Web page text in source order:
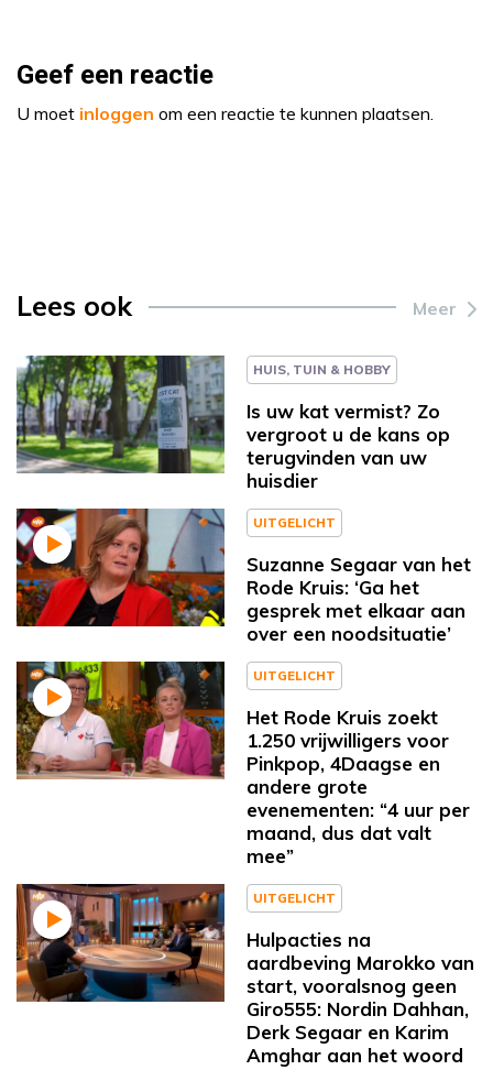
Geef een reactie
U moet inloggen om een reactie te kunnen plaatsen.
Lees ook Meer
HUIS, TUIN & HOBBY
Is uw kat vermist? Zo
vergroot u de kans op
terugvinden van uw
huisdier
UITGELICHT
Suzanne Segaar van het
Rode Kruis: ‘Ga het
gesprek met elkaar aan
over een noodsituatie’
UITGELICHT
Het Rode Kruis zoekt
1.250 vrijwilligers voor
Pinkpop, 4Daagse en
andere grote
evenementen: “4 uur per
maand, dus dat valt
mee”
UITGELICHT
Hulpacties na
aardbeving Marokko van
start, vooralsnog geen
Giro555: Nordin Dahhan,
Derk Segaar en Karim
Amghar aan het woord